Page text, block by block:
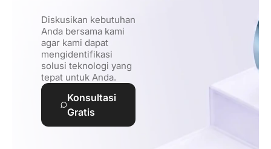
Diskusikan kebutuhan
Anda bersama kami
agar kami dapat
mengidentifikasi
solusi teknologi yang
tepat untuk Anda.
Konsultasi
Gratis